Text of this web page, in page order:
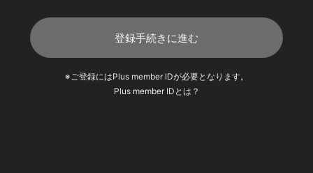
登録手続きに進む
※ご登録にはPlus member IDが必要となります。
Plus member IDとは？